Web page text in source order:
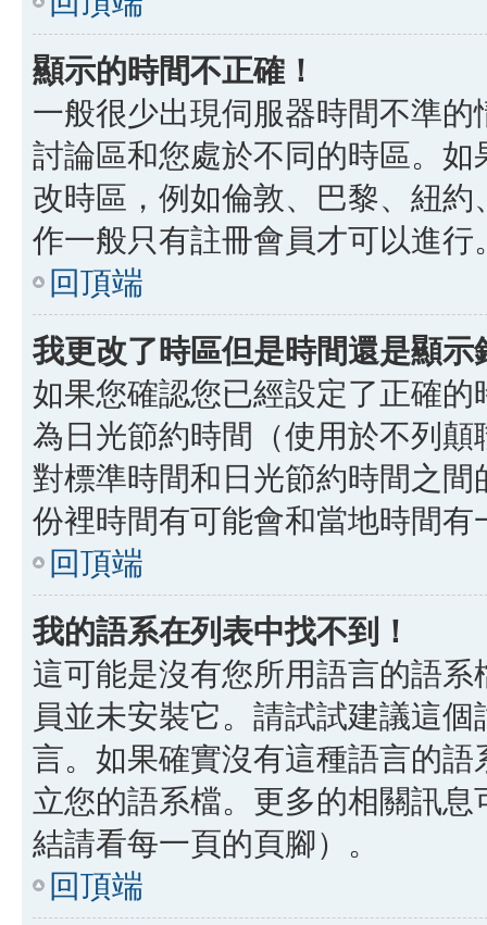
顯示的時間不正確！
一般很少出現伺服器時間不準
討論區和您處於不同的時區。
改時區，例如倫敦、巴黎、紐
作一般只有註冊會員才可以進
回頂端
我更改了時區但是時間還是顯示
如果您確認您已經設定了正確
為日光節約時間（使用於不列
對標準時間和日光節約時間之
份裡時間有可能會和當地時間
回頂端
我的語系在列表中找不到！
這可能是沒有您所用語言的語
員並未安裝它。請試試建議這
言。如果確實沒有這種語言的
立您的語系檔。更多的相關訊
結請看每一頁的頁腳）。
回頂端